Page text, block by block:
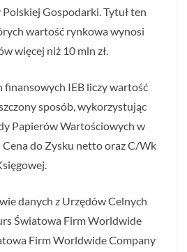
Gospodarki. Tytuł ten
wartość rynkowa wynosi
więcej niż 10 mln zł.
finansowych IEB liczy wartość
sposób, wykorzystując
Papierów Wartościowych w
Cena do Zysku netto oraz C/Wk
danych z Urzędów Celnych
Światowa Firm Worldwide
Firm Worldwide Company